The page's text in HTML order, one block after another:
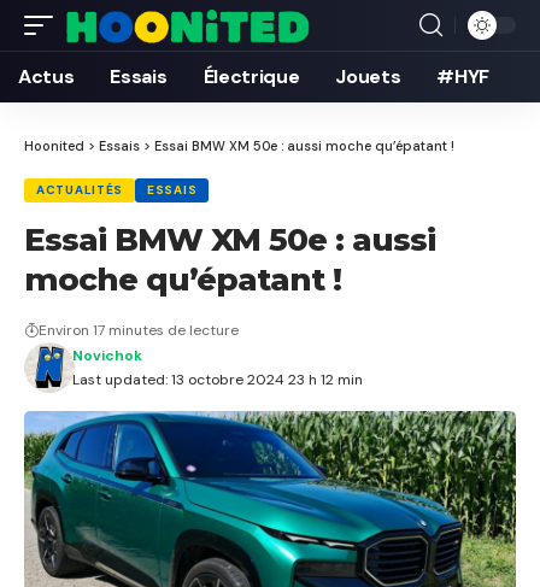
Actus Essais Électrique Jouets #HYF
Hoonited > Essais > Essai BMW XM 50e : aussi moche qu’épatant !
ACTUALITÉS ESSAIS
Essai BMW XM 50e : aussi
moche qu’épatant !
Last updated: 13 octobre 2024 23 h 12 min
Novichok
Environ 17 minutes de lecture